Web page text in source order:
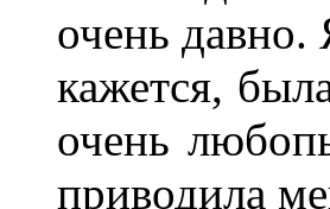
очень
кажется,
очень
приводила